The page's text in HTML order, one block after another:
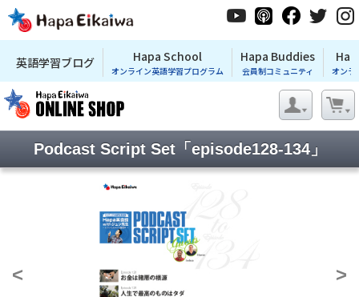
英語学習ブログ Hapa School
オンライン英語学習プログラム
Hapa Buddies
会員制コミュニティ オンラ
Podcast Script Set「episode128-134」
< >